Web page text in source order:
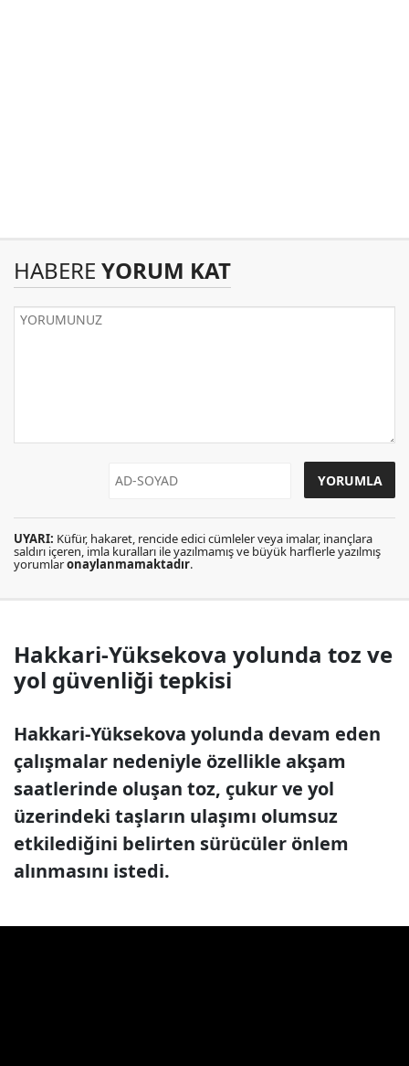
HABERE YORUM KAT
UYARI: Küfür, hakaret, rencide edici cümleler veya imalar, inançlara
saldırı içeren, imla kuralları ile yazılmamış ve büyük harflerle yazılmış
yorumlaronaylanmamaktadır.
Hakkari-Yüksekova yolunda toz ve
yol güvenliği tepkisi
Hakkari-Yüksekova yolunda devam eden
çalışmalar nedeniyle özellikle akşam
saatlerinde oluşan toz, çukur ve yol
üzerindeki taşların ulaşımı olumsuz
etkilediğini belirten sürücüler önlem
alınmasını istedi.